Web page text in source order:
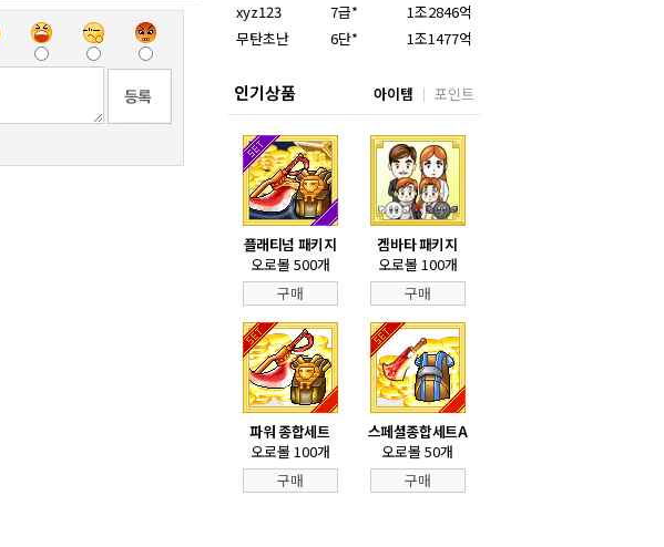
xyz123
7급*
1조2846억
무탄초난
6단* 1조1477억
인기상품 아이템 포인트
플래티넘 패키지
오로볼 500개
구매
겜바타 패키지
오로볼 100개
구매
파워 종합세트
오로볼 100개
구매
스페셜종합세트A
오로볼 50개
구매